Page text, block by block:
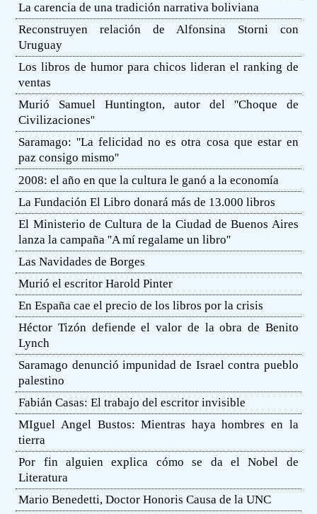
La carencia de una tradición narrativa boliviana
Reconstruyen relación de Alfonsina Storni con
Uruguay
Los libros de humor para chicos lideran el ranking de
ventas
Murió Samuel Huntington, autor del ''Choque de
Civilizaciones''
Saramago: ''La felicidad no es otra cosa que estar en
paz consigo mismo''
2008: el año en que la cultura le ganó a la economía
La Fundación El Libro donará más de 13.000 libros
El Ministerio de Cultura de la Ciudad de Buenos Aires
lanza la campaña ''A mí regalame un libro''
Las Navidades de Borges
Murió el escritor Harold Pinter
En España cae el precio de los libros por la crisis
Héctor Tizón defiende el valor de la obra de Benito
Lynch
Saramago denunció impunidad de Israel contra pueblo
palestino
Fabián Casas: El trabajo del escritor invisible
MIguel Angel Bustos: Mientras haya hombres en la
tierra
Por fin alguien explica cómo se da el Nobel de
Literatura
Mario Benedetti, Doctor Honoris Causa de la UNC